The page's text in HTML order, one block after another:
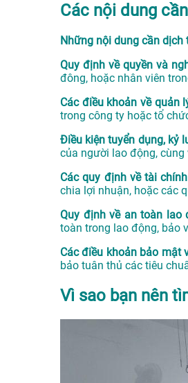
Các nội dung
Những nội dung cần
Quy định về quyền và
đông, hoặc nhân viên
Các điều khoản về quản
trong công ty hoặc tổ
Điều kiện tuyển dụng, kỷ
của người lao động,
Các quy định về tài
chia lợi nhuận, hoặc các
Quy định về an toàn lao
toàn trong lao động, bảo
Các điều khoản bảo mật
bảo tuân thủ các tiêu
Vì sao bạn nên